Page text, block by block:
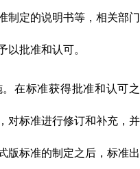
制定的说明书等，相关部门
以批准和认可。
在标准获得批准和认可之
对标准进行修订和补充，并
版标准的制定之后，标准出